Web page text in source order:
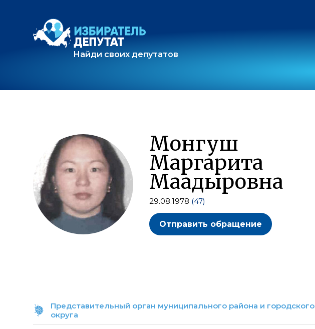
Найди своих депутатов
Монгуш
Маргарита
Маадыровна
29.08.1978 (47)
Отправить обращение
Представительный орган муниципального района и городского
округа